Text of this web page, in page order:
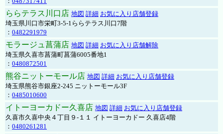
ららテラス川口店 地図 詳細 お気に入り店舗登録
埼玉県川口市栄町3-5-1ららテラス川口7階
： 0482291979
モラージュ菖蒲店 地図 詳細 お気に入り店舗解除
埼玉県久喜市菖蒲町菖蒲6005番地1
： 0480872501
熊谷ニットーモール店 地図 詳細 お気に入り店舗登録
埼玉県熊谷市銀座2-245 ニットーモール3F
： 0485010600
イトーヨーカドー久喜店 地図 詳細 お気に入り店舗登録
久喜市久喜中央４丁目９-１１ イトーヨーカドー 久喜店4階
： 0480261281